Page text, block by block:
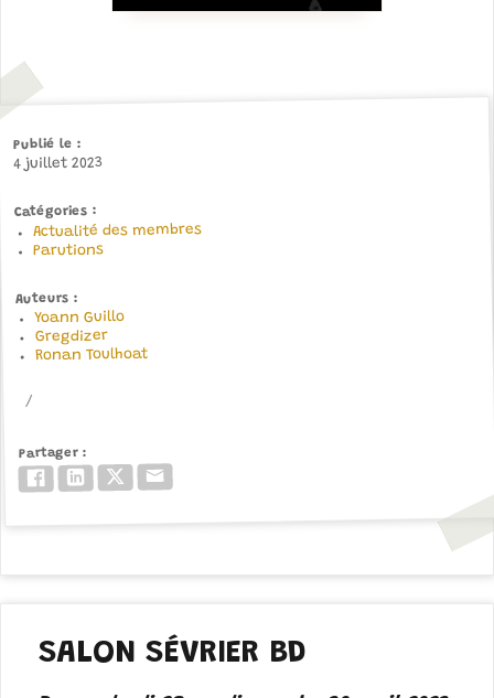
Publié le
4 juillet 2023
Catégories
Actualité des membres
Parutions
Auteurs
Yoann Guillo
Gregdizer
Ronan Toulhoat
Partager
FacebookLinkedInTwitter/X
SALON SÉVRIER BD